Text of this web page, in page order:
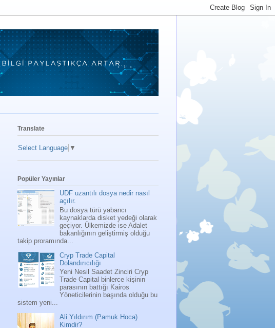
Translate
Select Language ▼
Popüler Yayınlar
UDF uzantılı dosya nedir nasıl
açılır.
Bu dosya türü yabancı
kaynaklarda disket yedeği olarak
geçiyor. Ülkemizde ise Adalet
bakanlığının geliştirmiş olduğu
takip proramında...
Cryp Trade Capital
Dolandırıcılığı
Yeni Nesil Saadet Zinciri Cryp
Trade Capital binlerce kişinin
parasının battığı Kairos
Yöneticilerinin başında olduğu bu
sistem yeni...
Ali Yıldırım (Pamuk Hoca)
Kimdir?